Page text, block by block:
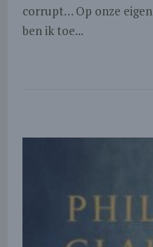
corrupt… Op onze
ben ik toe...